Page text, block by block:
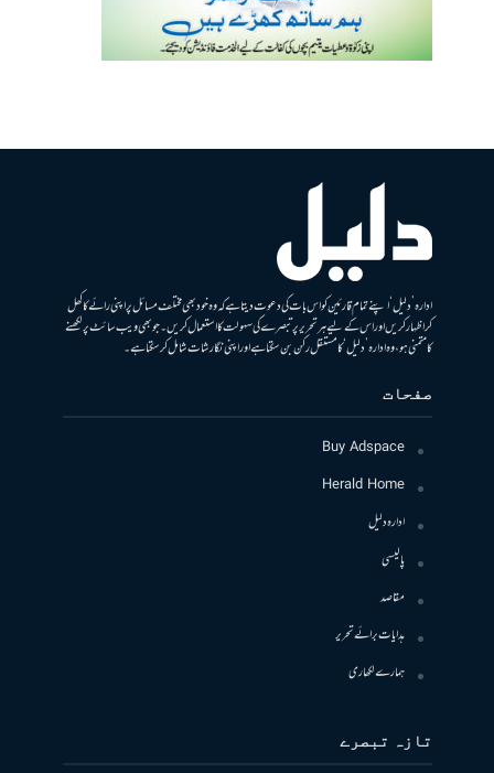
ادارہ ’دلیل‘ اپنے تمام قارئین کو اس بات کی دعوت دیتا ہے کہ وہ خود بھی مختلف مسائل پر اپنی رائے کا کھل
کر اظہار کریں اور اس کے لیے ہر تحریر پر تبصرے کی سہولت کا استعمال کریں۔ جو بھی ویب سائٹ پر لکھنے
کا متمنی ہو، وہ ادارہ ’دلیل‘ کا مستقل رکن بن سکتا ہے اور اپنی نگارشات شامل کرسکتا ہے۔
صفحات
Buy Adspace
Herald Home
ادارہ دلیل
پالیسی
مقاصد
ہدایات برائے تحریر
ہمارے لکھاری
تازہ تبصرے